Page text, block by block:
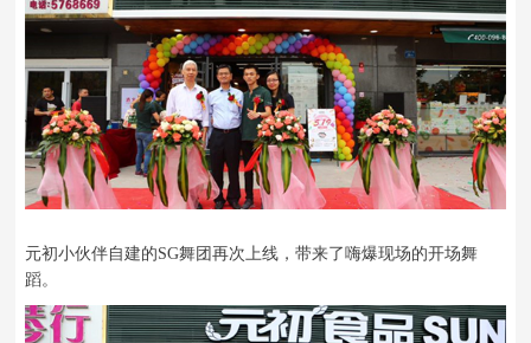
元初小伙伴自建的SG舞团再次上线，带来了嗨爆现场的开场舞
蹈。